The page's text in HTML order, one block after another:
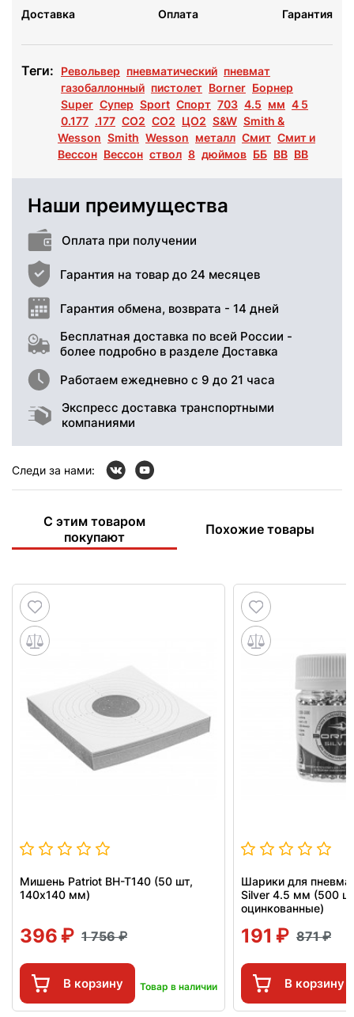
Доставка Оплата Гарантия
Теги: Револьвер пневматический пневмат
газобаллонный пистолет Borner Борнер
Super Супер Sport Спорт 703 4.5 мм 4 5
0.177 .177 СО2 СО2 ЦО2 S&W Smith &
Wesson Smith Wesson металл Смит Смит и
Вессон Вессон ствол 8 дюймов ББ ВВ BB
Наши преимущества
Оплата при получении
Гарантия на товар до 24 месяцев
Гарантия обмена, возврата - 14 дней
Бесплатная доставка по всей России -
более подробно в разделе Доставка
Работаем ежедневно с 9 до 21 часа
Экспресс доставка транспортными
компаниями
Следи за нами:
С этим товаром
покупают
Похожие товары
Мишень Patriot BH-T140 (50 шт,
140x140 мм)
396 1 756
В корзину Товар в наличии
Шарики для
Silver 4.5 мм (500
оцинкованные)
191 871
В корзину